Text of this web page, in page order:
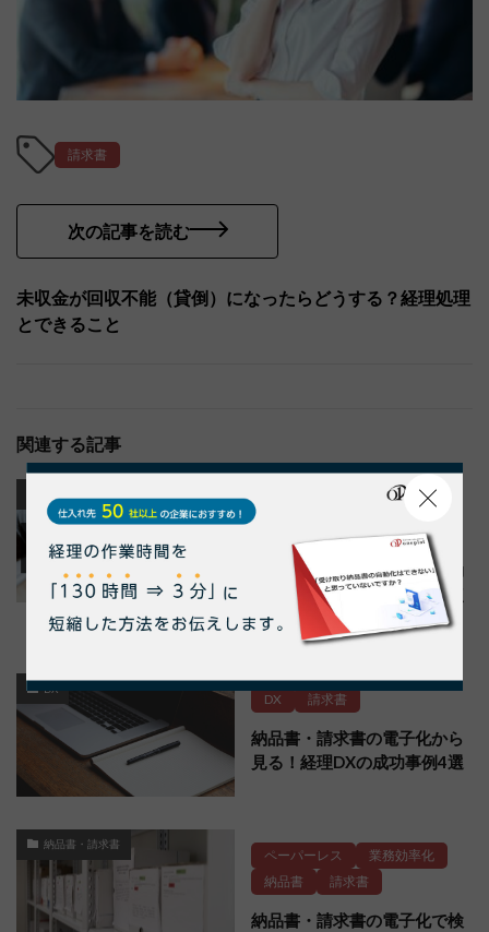
請求書
次の記事を読む
未収金が回収不能（貸倒）になったらどうする？経理処理
とできること
関連する記事
納品書
納品書・請求書管理とは？効
率化の方法や電子化の注意点
も解説
DX
DX 請求書
納品書・請求書の電子化から
見る！経理DXの成功事例4選
納品書・請求書
ペーパーレス
業務効率化
納品書
請求書
納品書・請求書の電子化で検